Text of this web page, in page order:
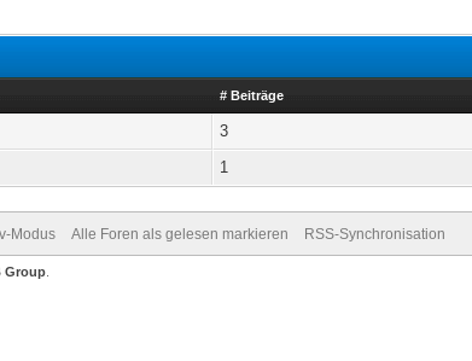
# Beiträge
3
1
Modus Alle Foren als gelesen markieren RSS-Synchronisation
Group.